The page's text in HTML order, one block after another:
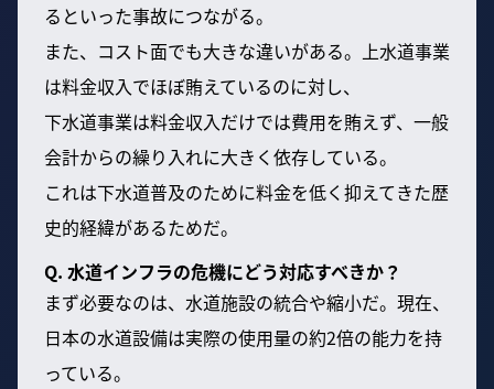
るといった事故につながる。
また、コスト面でも大きな違いがある。上水道事業
は料金収入でほぼ賄えているのに対し、
下水道事業は料金収入だけでは費用を賄えず、一般
会計からの繰り入れに大きく依存している。
これは下水道普及のために料金を低く抑えてきた歴
史的経緯があるためだ。
Q. 水道インフラの危機にどう対応すべきか？
まず必要なのは、水道施設の統合や縮小だ。現在、
日本の水道設備は実際の使用量の約2倍の能力を持
っている。